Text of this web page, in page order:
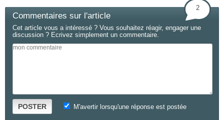
Commentaires sur l'article
2
Cet article vous a intéressé ? Vous souhaitez réagir, engager une
discussion ? Ecrivez simplement un commentaire.
POSTER M'avertir lorsqu'une réponse est postée